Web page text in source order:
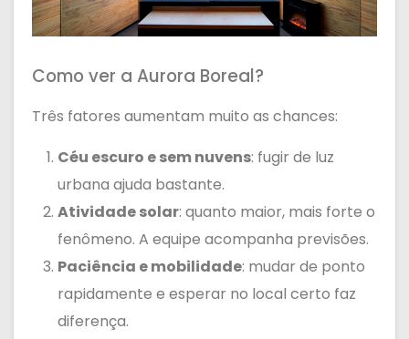
Como ver a Aurora Boreal?
Três fatores aumentam muito as chances:
Céu escuro e sem nuvens: fugir de luz
urbana ajuda bastante.
Atividade solar: quanto maior, mais forte o
fenômeno. A equipe acompanha previsões.
Paciência e mobilidade: mudar de ponto
rapidamente e esperar no local certo faz
diferença.